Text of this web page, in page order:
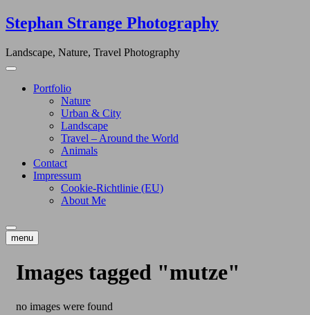
Skip
to
Stephan Strange Photography
Landscape, Nature, Travel Photography
Portfolio
Nature
Urban & City
Landscape
Travel – Around the World
Animals
Contact
Impressum
Cookie-Richtlinie (EU)
About Me
menu
Images tagged "mutze"
no images were found